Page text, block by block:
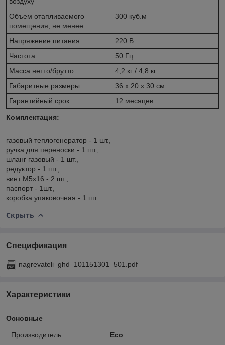
Объем отапливаемого
помещения, не менее
300 куб.м
Напряжение питания
220 В
Частота
50 Гц
Масса нетто/брутто
4,2 кг / 4,8 кг
Габаритные размеры
36 x 20 x 30 см
Гарантийный срок
12 месяцев
Комплектация:
газовый теплогенератор - 1 шт.,
ручка для переноски - 1 шт.,
шланг газовый - 1 шт.,
редуктор - 1 шт.,
винт М5х16 - 2 шт.,
паспорт - 1шт.,
коробка упаковочная - 1 шт.
Скрыть
Спецификация
nagrevateli_ghd_101151301_501.pdf
Характеристики
Основные
Производитель
Eco